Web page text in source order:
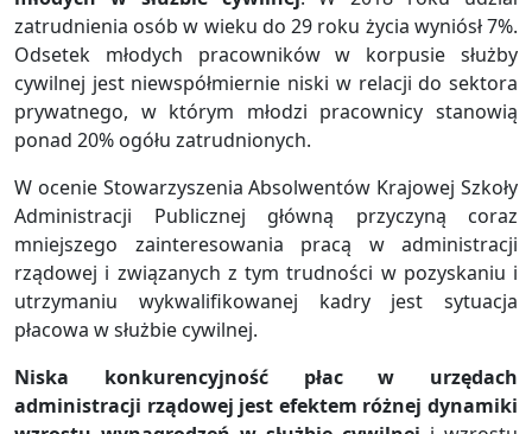
zatrudnienia osób w wieku do 29 roku życia wyniósł 7%.
Odsetek młodych pracowników w korpusie służby
cywilnej jest niewspółmiernie niski w relacji do sektora
prywatnego, w którym młodzi pracownicy stanowią
ponad 20% ogółu zatrudnionych.
W ocenie Stowarzyszenia Absolwentów Krajowej Szkoły
Administracji Publicznej główną przyczyną coraz
mniejszego zainteresowania pracą w administracji
rządowej i związanych z tym trudności w pozyskaniu i
utrzymaniu wykwalifikowanej kadry jest sytuacja
płacowa w służbie cywilnej.
Niska konkurencyjność płac w urzędach
administracji rządowej jest efektem różnej dynamiki